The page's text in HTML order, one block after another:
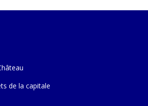
de la capitale